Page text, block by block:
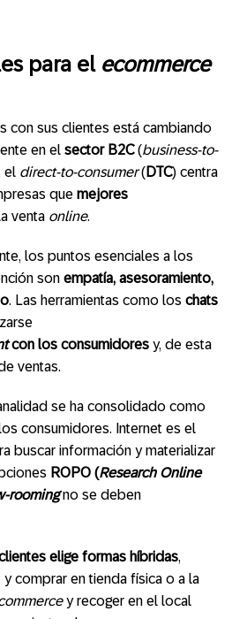
para el ecommerce
con sus clientes está cambiando
en el sector B2C(business-to-
el direct-to-consumer(DTC) centra
que mejores
venta online.
los puntos esenciales a los
son empatía, asesoramiento,
. Las herramientas como los chats
con los consumidores y, de esta
ventas.
se ha consolidado como
consumidores. Internet es el
buscar información y materializar
ROPO (Research Online
rooming no se deben
elige formas híbridas,
comprar en tienda física o a la
y recoger en el local